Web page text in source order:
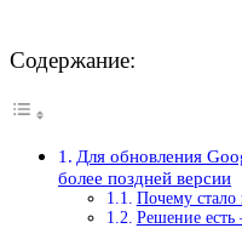
Содержание:
Для обновления
более поздней версии
Почему стало
Решение есть